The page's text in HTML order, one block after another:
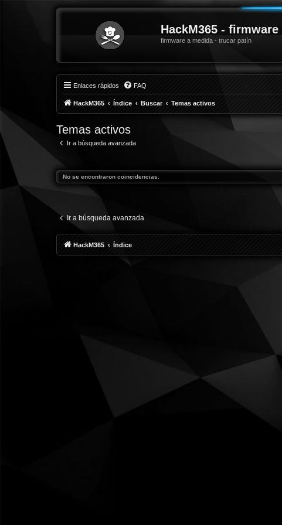
HackM365 -
firmware a medida - trucar patín
Enlaces rápidos FAQ
HackM365 Índice Buscar Temas activos
Temas activos
Ir a búsqueda avanzada
No se encontraron coincidencias.
Ir a búsqueda avanzada
HackM365 Índice